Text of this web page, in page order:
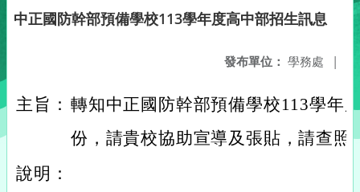
中正國防幹部預備學校113學年度高中部招生訊息
發布單位： 學務處 |
主旨： 轉知中正國防幹部預備學校113學年
份，請貴校協助宣導及張貼，請查照
說明：